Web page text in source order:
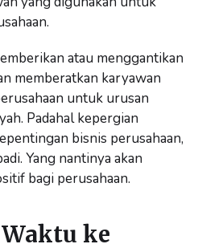
atau menggantikan
memberatkan karyawan
untuk urusan
Padahal kepergian
bisnis perusahaan,
Yang nantinya akan
bagi perusahaan.
ke